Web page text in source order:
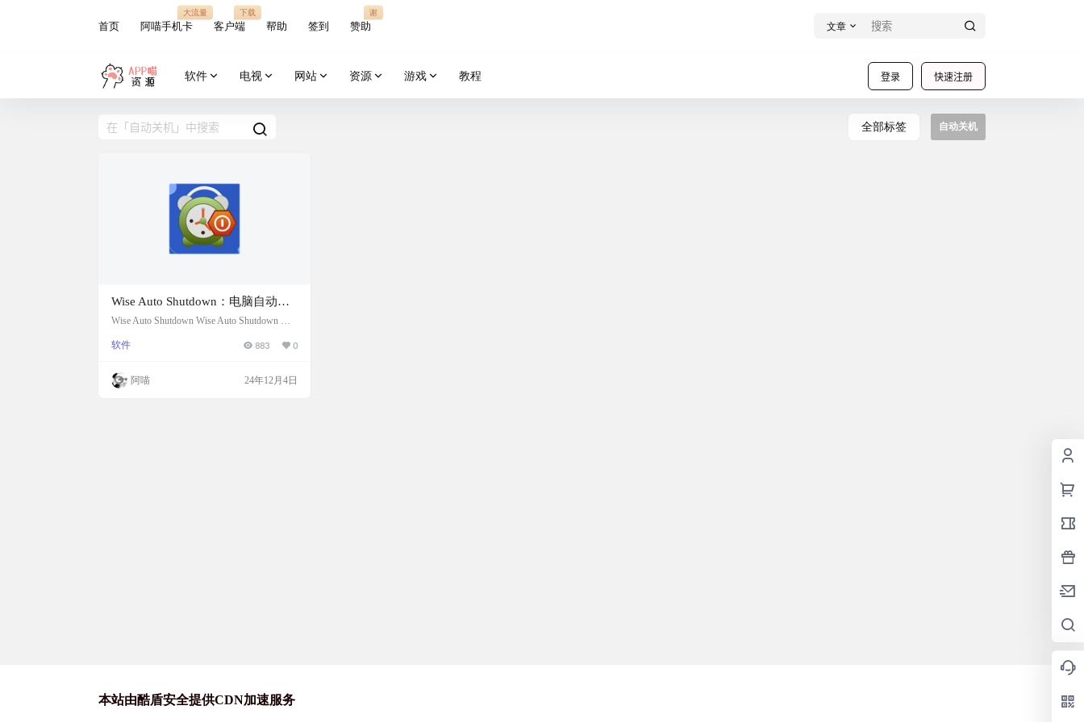
首页 阿喵手机卡
大流量
客户端
下载
帮助 签到 赞助
谢
文章
登录 快速注册
软件 电视 网站 资源 游戏 教程
全部标签 自动关机
Wise Auto Shutdown：电脑自动关
机小工具，官方+便携版
Wise Auto Shutdown Wise Auto Shutdown 是
工具，它可以帮助实现电脑 定时关机、重
务，可设置提前5分钟自动提醒，从此再也
不用担心忘记关电脑，它还可以帮助家长控
软件 883 0
阿喵 24年12月4日
本站由酷盾安全提供CDN加速服务